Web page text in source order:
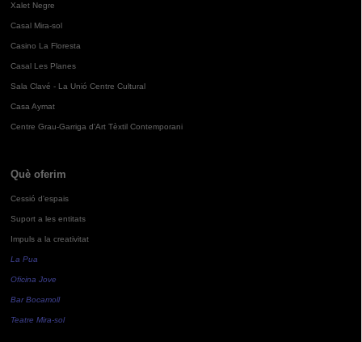
Xalet Negre
Casal Mira-sol
Casino La Floresta
Casal Les Planes
Sala Clavé - La Unió Centre Cultural
Casa Aymat
Centre Grau-Garriga d'Art Tèxtil Contemporani
Què oferim
Cessió d'espais
Suport a les entitats
Impuls a la creativitat
La Pua
Oficina Jove
Bar Bocamoll
Teatre Mira-sol